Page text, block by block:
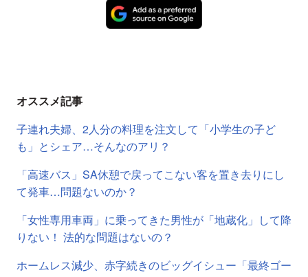
オススメ記事
子連れ夫婦、2人分の料理を注文して「小学生の子ど
も」とシェア…そんなのアリ？
「高速バス」SA休憩で戻ってこない客を置き去りにし
て発車…問題ないのか？
「女性専用車両」に乗ってきた男性が「地蔵化」して降
りない！ 法的な問題はないの？
ホームレス減少、赤字続きのビッグイシュー「最終ゴー